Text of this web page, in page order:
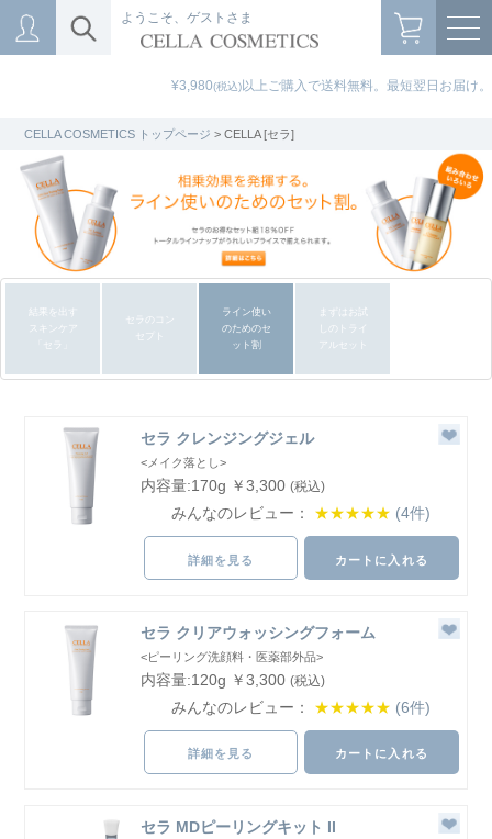
ようこそ、ゲストさま
¥3,980(税込)以上ご購入で送料無料。最短翌日お届け。
CELLA COSMETICS トップページ > CELLA [セラ]
結果を出す
スキンケア
セラのコン
セプト
ライン使い
のためのセ
ット割
しのトライ
アルセット
セラ クレンジングジェル
<メイク落とし>
内容量:170g ￥3,300 (税込)
みんなのレビュー： ★★★★★ (4件)
詳細を見る カートに入れる
セラ クリアウォッシングフォーム
<ピーリング洗顔料・医薬部外品>
内容量:120g ￥3,300 (税込)
みんなのレビュー： ★★★★★ (6件)
詳細を見る カートに入れる
セラ MDピーリングキット II